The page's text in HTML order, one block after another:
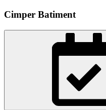
Cimper Batiment